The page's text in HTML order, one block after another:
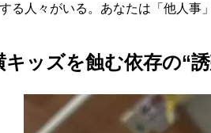
る人々がいる。あなたは「他人
キッズを蝕む依存の“